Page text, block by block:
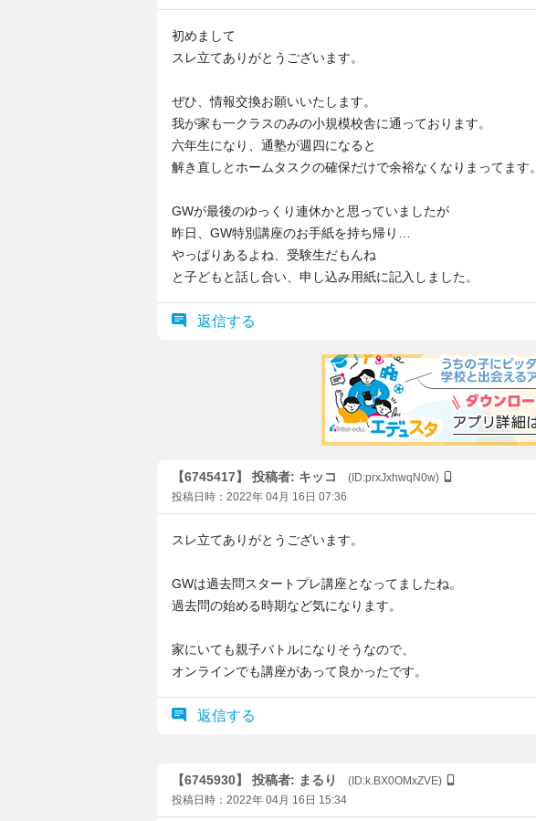
初めまして
スレ立てありがとうございます。
ぜひ、情報交換お願いいたします。
我が家も一クラスのみの小規模校舎に通っております。
六年生になり、通塾が週四になると
解き直しとホームタスクの確保だけで余裕なくなりまってます。
GWが最後のゆっくり連休かと思っていましたが
昨日、GW特別講座のお手紙を持ち帰り…
やっぱりあるよね、受験生だもんね
と子どもと話し合い、申し込み用紙に記入しました。
返信する
【6745417】 投稿者: キッコ
(ID:prxJxhwqN0w)
投稿日時：2022年 04月 16日 07:36
スレ立てありがとうございます。
GWは過去問スタートプレ講座となってましたね。
過去問の始める時期など気になります。
家にいても親子バトルになりそうなので、
オンラインでも講座があって良かったです。
返信する
【6745930】 投稿者: まるり
(ID:k.BX0OMxZVE)
投稿日時：2022年 04月 16日 15:34